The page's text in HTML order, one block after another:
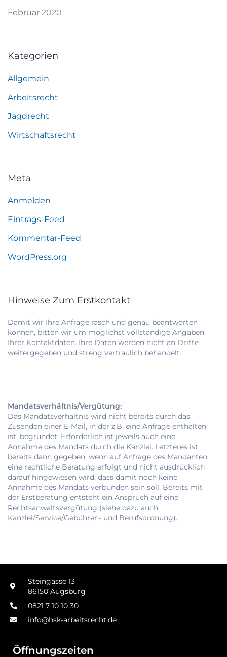
Februar 2020
Kategorien
Allgemein
Arbeitsrecht
Jagdrecht
Wirtschaftsrecht
Meta
Anmelden
Eintrags-Feed
Kommentar-Feed
WordPress.org
Hinweise Zum Erstkontakt
Damit wir Ihre Anfrage rasch und genau beantworten
können, bitten wir um möglichst vollständige Angaben
Ihrer Kontaktdaten. Ihre Daten werden nicht an Dritte
weitergegeben und streng vertraulich behandelt.
Mandatsverhältnis/Vergütung:
Das Mandatsverhältnis wird nicht bereits durch das
Zusenden einer E-Mail, in der z.B. eine Anfrage enthalten
ist, begründet. Erforderlich ist jeweils auch eine
Annahme des Mandats durch die Kanzlei. Letzteres ist
bereits dann gegeben, wenn auf Anfrage des Mandanten
eine rechtliche Beratung erfolgt und nicht ausdrücklich
darauf hingewiesen wird, dass damit noch keine
Annahme des Mandats verbunden sein soll. Bereits mit
der Erstberatung entsteht ein Anspruch auf eine
Rechtsanwaltsvergütung (siehe dazu auch
Kanzlei/Service/Gebühren- und Berufsordnung).
Steingasse 13
86150 Augsburg
0821 7 10 10 30
info@hsk-arbeitsrecht.de
Öffnungszeiten